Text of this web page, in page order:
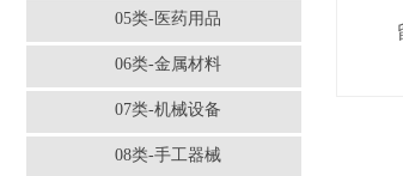
05类-医药用品
06类-金属材料
07类-机械设备
08类-手工器械